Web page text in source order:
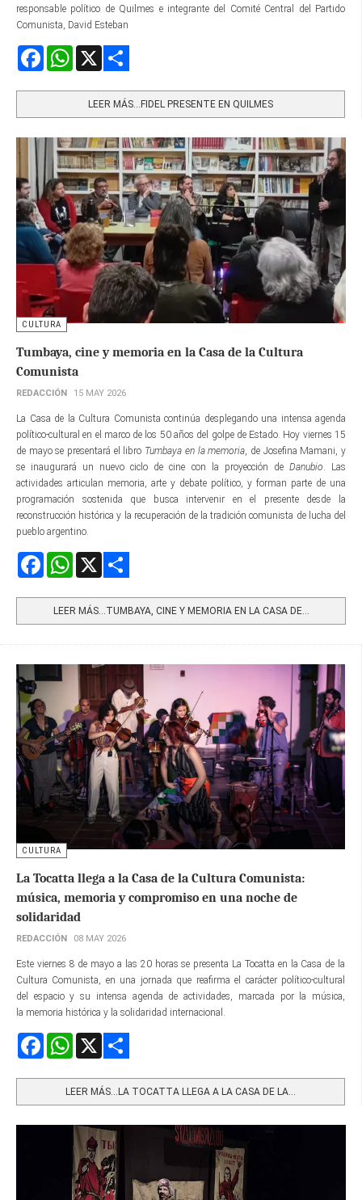
responsable político de Quilmes e integrante del Comité Central del Partido
Comunista, David Esteban
FacebookWhatsApp
LEER MÁS…FIDEL PRESENTE EN QUILMES
CULTURA
Tumbaya, cine y memoria en la Casa de la Cultura
Comunista
REDACCIÓN 15 MAY 2026
La Casa de la Cultura Comunista continúa desplegando una intensa agenda
político-cultural en el marco de los 50 años del golpe de Estado. Hoy viernes 15
de mayo se presentará el libro Tumbaya en la memoria , de Josefina Mamani, y
se inaugurará un nuevo ciclo de cine con la proyección de Danubio . Las
actividades articulan memoria, arte y debate político, y forman parte de una
programación sostenida que busca intervenir en el presente desde la
reconstrucción histórica y la recuperación de la tradición comunista de lucha del
pueblo argentino.
FacebookWhatsApp
LEER MÁS…TUMBAYA, CINE Y MEMORIA EN LA CASA DE...
CULTURA
La Tocatta llega a la Casa de la Cultura Comunista:
música, memoria y compromiso en una noche de
solidaridad
REDACCIÓN 08 MAY 2026
Este viernes 8 de mayo a las 20 horas se presenta La Tocatta en la Casa de la
Cultura Comunista, en una jornada que reafirma el carácter político-cultural
del espacio y su intensa agenda de actividades, marcada por la música,
la memoria histórica y la solidaridad internacional.
FacebookWhatsApp
LEER MÁS…LA TOCATTA LLEGA A LA CASA DE LA...